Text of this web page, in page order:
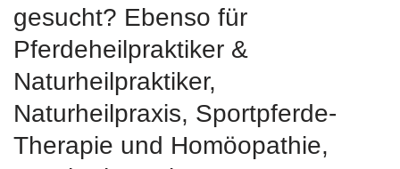
gesucht? Ebenso für
Pferdeheilpraktiker &
Naturheilpraktiker,
Naturheilpraxis, Sportpferde-
Therapie und ‎Homöopathie,